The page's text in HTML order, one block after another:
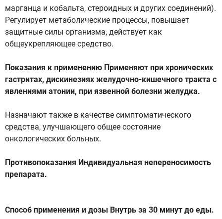
марганца и кобальта, стероидных и других соединений).
Регулирует метаболические процессы, повышает
защитные силы организма, действует как
общеукрепляющее средство.
Показания к применению Применяют при хронических
гастритах, дискинезиях желудочно-кишечного тракта с
явлениями атонии, при язвенной болезни желудка.
Назначают также в качестве симптоматического
средства, улучшающего общее состояние
онкологических больных.
Противопоказания Индивидуальная непереносимость
препарата.
Способ применения и дозы Внутрь за 30 минут до еды.